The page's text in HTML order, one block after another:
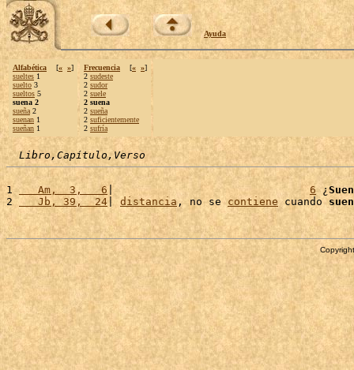
Ayuda
Alfabética [« »]
sueltes 1
suelto 3
sueltos 5
suena 2
sueña 2
suenan 1
sueñan 1
Frecuencia [« »]
2 sudeste
2 sudor
2 suele
2 suena
2 sueña
2 suficientemente
2 sufría
Libro,Capítulo,Verso
1
   Am,  3,   6
| 6 ¿
2
   Jb, 39,  24
| distancia, no se contiene cuando